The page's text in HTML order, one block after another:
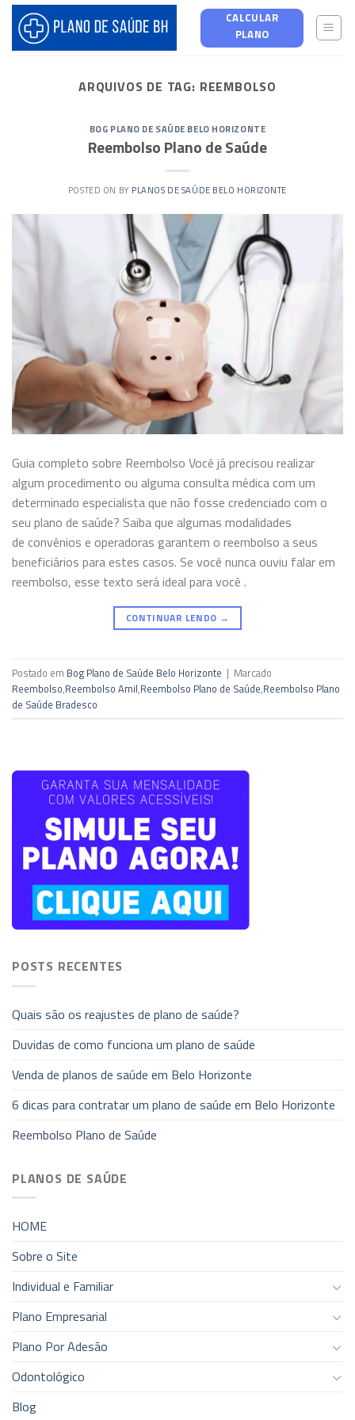
Skip
content
CALCULAR
PLANO
ARQUIVOS DE TAG: REEMBOLSO
BOG PLANO DE SAÚDE BELO HORIZONTE
Reembolso Plano de Saúde
POSTED ON BY PLANOS DE SAÚDE BELO HORIZONTE
Guia completo sobre Reembolso Você já precisou realizar
algum procedimento ou alguma consulta médica com um
determinado especialista que não fosse credenciado com o
seu plano de saúde? Saiba que algumas modalidades
de convênios e operadoras garantem o reembolso a seus
beneficiários para estes casos. Se você nunca ouviu falar em
reembolso, esse texto será ideal para você .
CONTINUAR LENDO →
Postado em Bog Plano de Saúde Belo Horizonte | Marcado
Reembolso,Reembolso Amil,Reembolso Plano de Saúde,Reembolso Plano
de Saúde Bradesco
POSTS RECENTES
Quais são os reajustes de plano de saúde?
Duvidas de como funciona um plano de saúde
Venda de planos de saúde em Belo Horizonte
6 dicas para contratar um plano de saúde em Belo Horizonte
Reembolso Plano de Saúde
PLANOS DE SAÚDE
HOME
Sobre o Site
Individual e Familiar
Plano Empresarial
Plano Por Adesão
Odontológico
Blog